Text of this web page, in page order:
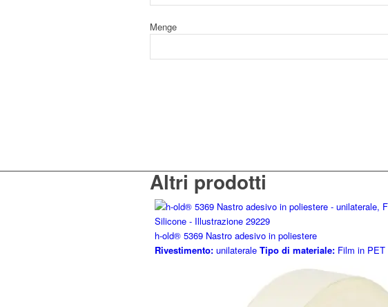
Menge
Altri prodotti
h-old® 5369 Nastro adesivo in poliestere
Rivestimento: unilaterale Tipo di materiale: Film in PET